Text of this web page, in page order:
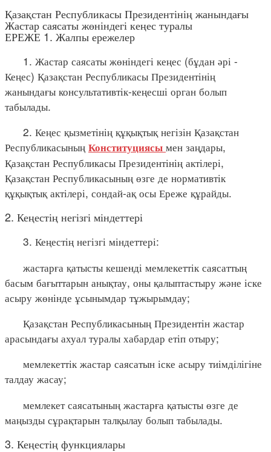
Қазақстан Республикасы Президентінің жанындағы
Жастар саясаты жөніндегі кеңес туралы
ЕРЕЖЕ 1. Жалпы ережелер
1. Жастар саясаты жөніндегі кеңес (бұдан әрі -
Кеңес) Қазақстан Республикасы Президентінің
жанындағы консультативтік-кеңесші орган болып
табылады.
2. Кеңес қызметінің құқықтық негізін Қазақстан
Республикасының Конституциясы мен заңдары,
Қазақстан Республикасы Президентінің актілері,
Қазақстан Республикасының өзге де нормативтік
құқықтық актілері, сондай-ақ осы Ереже құрайды.
2. Кеңестің негізгі міндеттері
3. Кеңестің негізгі міндеттері:
жастарға қатысты кешенді мемлекеттік саясаттың
басым бағыттарын анықтау, оны қалыптастыру және іске
асыру жөнінде ұсынымдар тұжырымдау;
Қазақстан Республикасының Президентін жастар
арасындағы ахуал туралы хабардар етіп отыру;
мемлекеттік жастар саясатын іске асыру тиімділігіне
талдау жасау;
мемлекет саясатының жастарға қатысты өзге де
маңызды сұрақтарын талқылау болып табылады.
3. Кеңестің функциялары